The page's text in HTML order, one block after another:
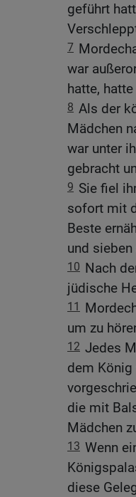
geführt
7
war
hatte,
8 Als der
Mädchen
war unter
gebracht
9 Sie fiel
sofort mit
Beste
und
10 Nach
jüdische
11
um zu
12 Jedes
dem König
die mit
Mädchen
13 Wenn
diese